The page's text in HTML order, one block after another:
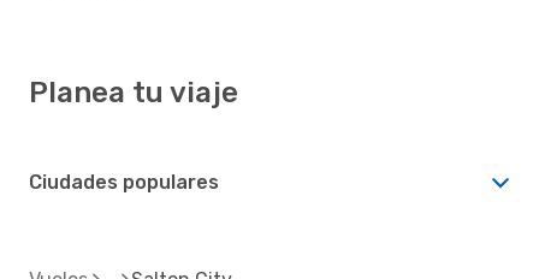
Planea tu viaje
Ciudades populares